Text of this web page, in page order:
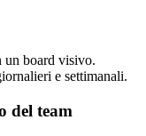
un board visivo.
e settimanali.
del team